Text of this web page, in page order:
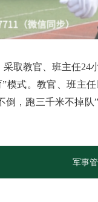
取教官、班主任24
模式。教官、班主
，跑三千米不掉
军事